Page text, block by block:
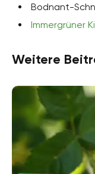
Bodnant-
Immergrüner
Weitere